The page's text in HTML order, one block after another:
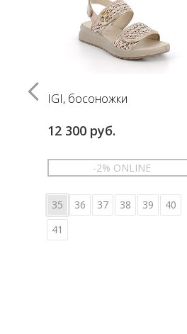
IGI, босоножки
12 300 руб.
-2% ONLINE
35 36 37 38 39
40
41